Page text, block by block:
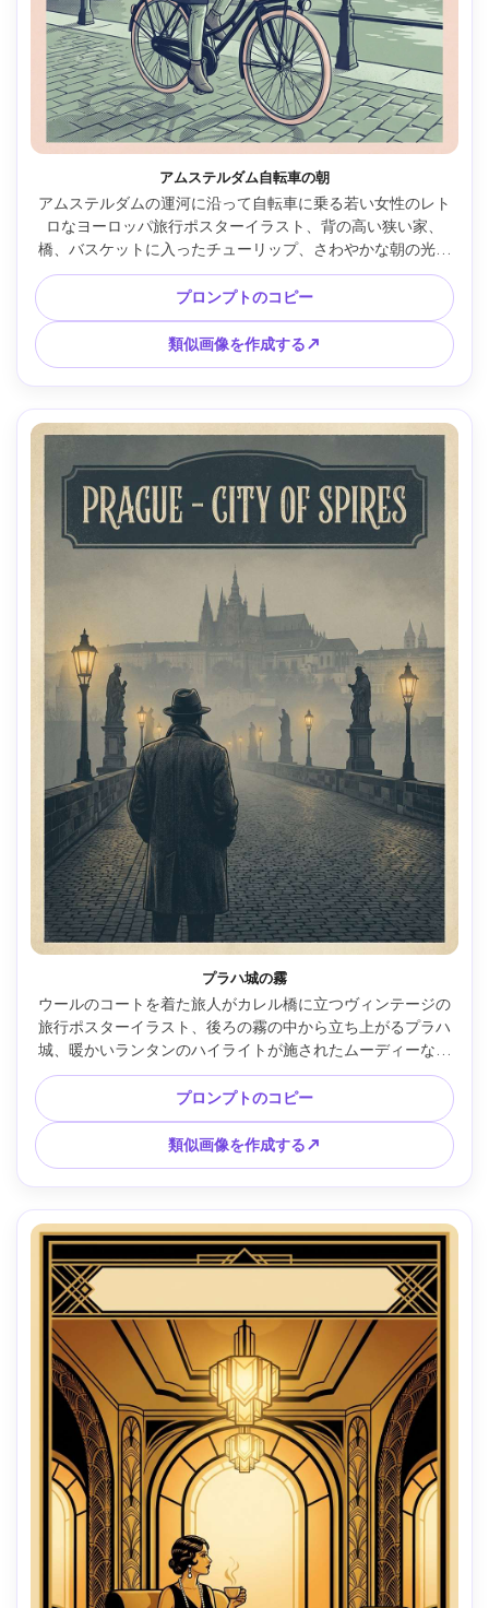
アムステルダム自転車の朝
アムステルダムの運河に沿って自転車に乗る若い女性のレト
ロなヨーロッパ旅行ポスターイラスト、背の高い狭い家、
橋、バスケットに入ったチューリップ、さわやかな朝の光、
セージグリーン、ネイビー、チークの限られたパレット、す
っきりとした輪郭、ハーフトーンシェーディング、都市名の
上部余白が空白の中央構図、85mmレンズ、浅い被写界深度
--ar 4:5
プロンプトのコピー
類似画像を作成する↗
プラハ城の霧
ウールのコートを着た旅人がカレル橋に立つヴィンテージの
旅行ポスターイラスト、後ろの霧の中から立ち上がるプラハ
城、暖かいランタンのハイライトが施されたムーディーなブ
ルーグレーのパレット、ドラマチックなパースペクティブラ
イン、上部にクラシックなセリフタイトルスペース、リトグ
ラフテクスチャ、映画のような神秘的なムード、85mmレン
ズ、浅い被写界深度 --ar 4:5
プロンプトのコピー
類似画像を作成する↗